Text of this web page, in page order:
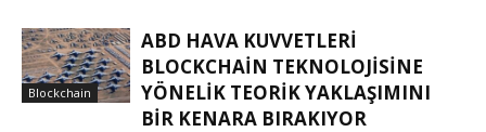
Blockchain
ABD HAVA KUVVETLERI
BLOCKCHAIN TEKNOLOJISINE
YÖNELIK TEORIK YAKLAŞIMINI
BIR KENARA BIRAKIYOR